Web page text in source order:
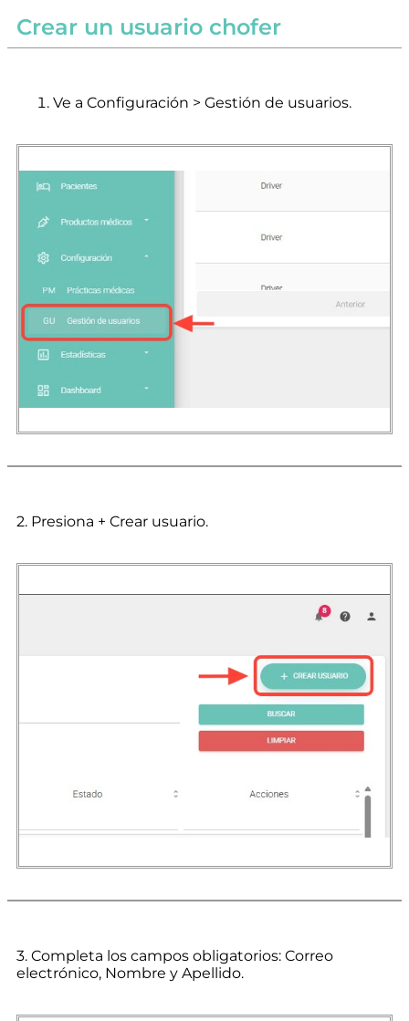
Crear un usuario chofer
Ve a Configuración > Gestión de usuarios.
2. Presiona + Crear usuario.
3. Completa los campos obligatorios: Correo
electrónico, Nombre y Apellido.